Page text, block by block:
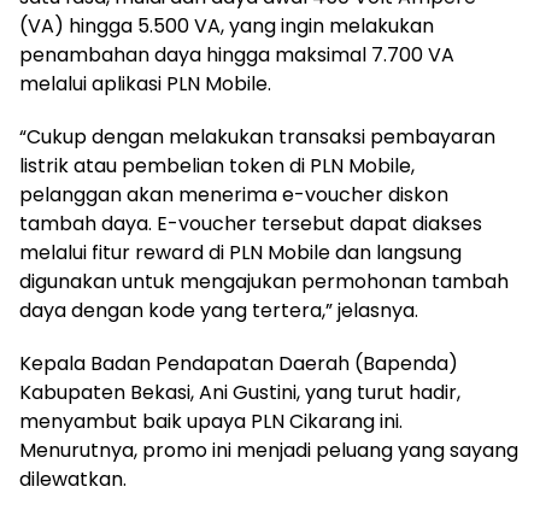
(VA) hingga 5.500 VA, yang ingin melakukan
penambahan daya hingga maksimal 7.700 VA
melalui aplikasi PLN Mobile.
“Cukup dengan melakukan transaksi pembayaran
listrik atau pembelian token di PLN Mobile,
pelanggan akan menerima e-voucher diskon
tambah daya. E-voucher tersebut dapat diakses
melalui fitur reward di PLN Mobile dan langsung
digunakan untuk mengajukan permohonan tambah
daya dengan kode yang tertera,” jelasnya.
Kepala Badan Pendapatan Daerah (Bapenda)
Kabupaten Bekasi, Ani Gustini, yang turut hadir,
menyambut baik upaya PLN Cikarang ini.
Menurutnya, promo ini menjadi peluang yang sayang
dilewatkan.